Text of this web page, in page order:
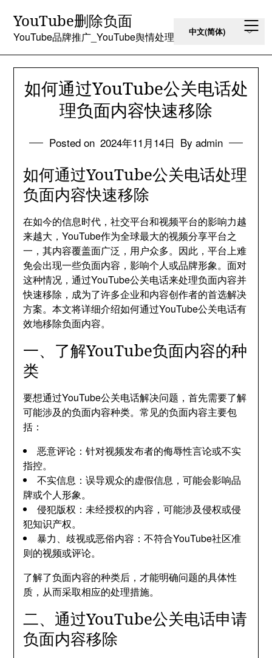
content
YouTube删除负面
YouTube品牌推广_YouTube舆情处理
如何通过YouTube公关电话处
理负面内容快速移除
Posted on 2024年11月14日 By admin
如何通过YouTube公关电话处理
负面内容快速移除
在如今的信息时代，社交平台和视频平台的影响力越
来越大，YouTube作为全球最大的视频分享平台之
一，其内容覆盖面广泛，用户众多。因此，平台上难
免会出现一些负面内容，影响个人或品牌形象。面对
这种情况，通过YouTube公关电话来处理负面内容并
快速移除，成为了许多企业和内容创作者的首选解决
方案。本文将详细介绍如何通过YouTube公关电话有
效地移除负面内容。
一、了解YouTube负面内容的种
类
要想通过YouTube公关电话解决问题，首先需要了解
可能涉及的负面内容种类。常见的负面内容主要包
括：
恶意评论：针对视频发布者的侮辱性言论或不实
指控。
不实信息：误导观众的虚假信息，可能会影响品
牌或个人形象。
侵犯版权：未经授权的内容，可能涉及侵权或侵
犯知识产权。
暴力、歧视或恶俗内容：不符合YouTube社区准
则的视频或评论。
了解了负面内容的种类后，才能明确问题的具体性
质，从而采取相应的处理措施。
二、通过YouTube公关电话申请
负面内容移除